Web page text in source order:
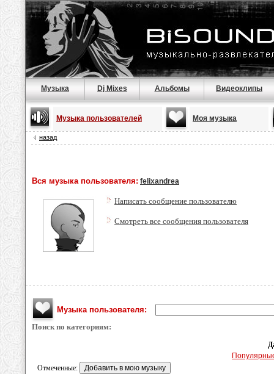
Музыка Dj Mixes Альбомы Видеоклипы
Музыка пользователей Моя музыка
назад
Вся музыка пользователя: felixandrea
Написать сообщение пользователю
Смотреть все сообщения пользователя
Музыка пользователя:
Поиск по категориям:
Отмеченные: